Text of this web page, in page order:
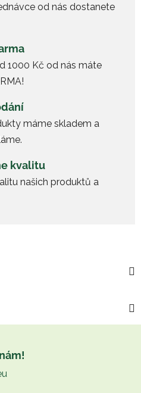
od nás dostanete
1000 Kč od nás máte
máme skladem a
kvalitu
našich produktů a